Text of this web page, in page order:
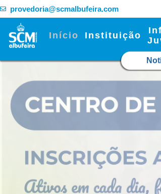
provedoria@scmalbufeira.com
Início Instituição